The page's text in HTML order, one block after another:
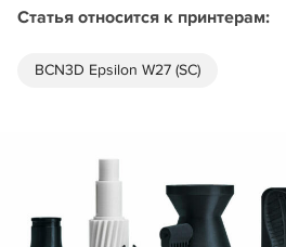
Статья относится к принтерам:
BCN3D Epsilon W27 (SC)